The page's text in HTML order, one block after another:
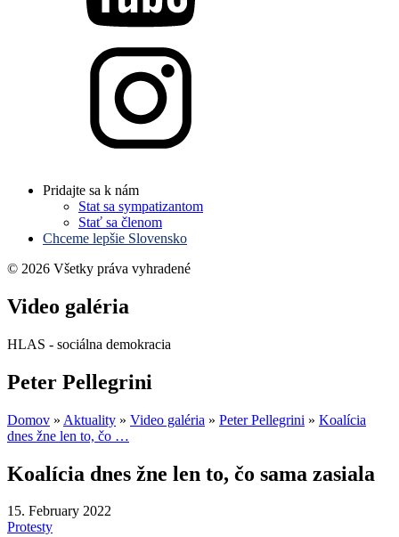
Pridajte sa k nám
Stat sa sympatizantom
Stať sa členom
Chceme lepšie Slovensko
© 2026 Všetky práva vyhradené
Video galéria
HLAS - sociálna demokracia
Peter Pellegrini
Domov » Aktuality » Video galéria » Peter Pellegrini » Koalícia
dnes žne len to, čo …
Koalícia dnes žne len to, čo sama zasiala
15. February 2022
Protesty